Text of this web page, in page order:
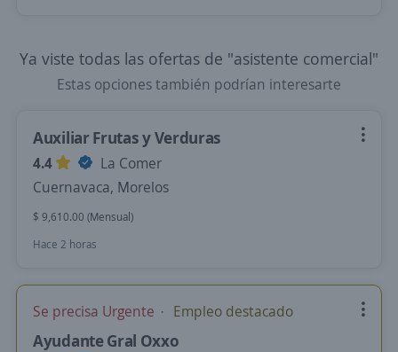
Ya viste todas las ofertas de "asistente comercial"
Estas opciones también podrían interesarte
Auxiliar Frutas y Verduras
4.4
La Comer
Cuernavaca, Morelos
$ 9,610.00 (Mensual)
Hace 2 horas
Se precisa Urgente Empleo destacado
Ayudante Gral Oxxo